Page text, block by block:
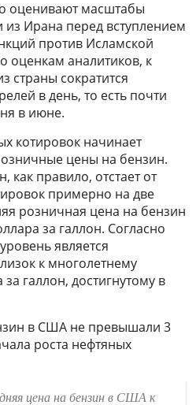
оценивают масштабы
из Ирана перед вступлением
против Исламской
оценкам аналитиков, к
страны сократится
в день, то есть почти
в июне.
котировок начинает
цены на бензин.
как правило, отстает от
примерно на две
розничная цена на бензин
за галлон. Согласно
является
к многолетнему
галлон, достигнутому в
в США не превышали 3
роста нефтяных
цена на бензин в США к